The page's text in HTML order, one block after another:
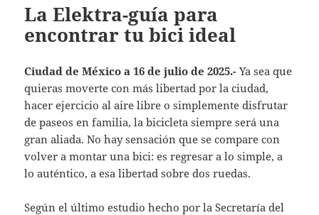
La Elektra-guía para
encontrar tu bici ideal
Ciudad de México a 16 de julio de 2025.- Ya sea que
quieras moverte con más libertad por la ciudad,
hacer ejercicio al aire libre o simplemente disfrutar
de paseos en familia, la bicicleta siempre será una
gran aliada. No hay sensación que se compare con
volver a montar una bici: es regresar a lo simple, a
lo auténtico, a esa libertad sobre dos ruedas.
Según el último estudio hecho por la Secretaría del